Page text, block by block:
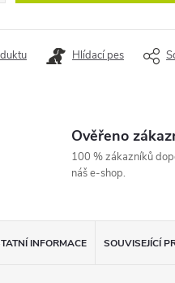
Hlídací pes
Ověřeno
100 % zákazníků
náš e-shop.
INFORMACE SOUVISEJÍCÍ